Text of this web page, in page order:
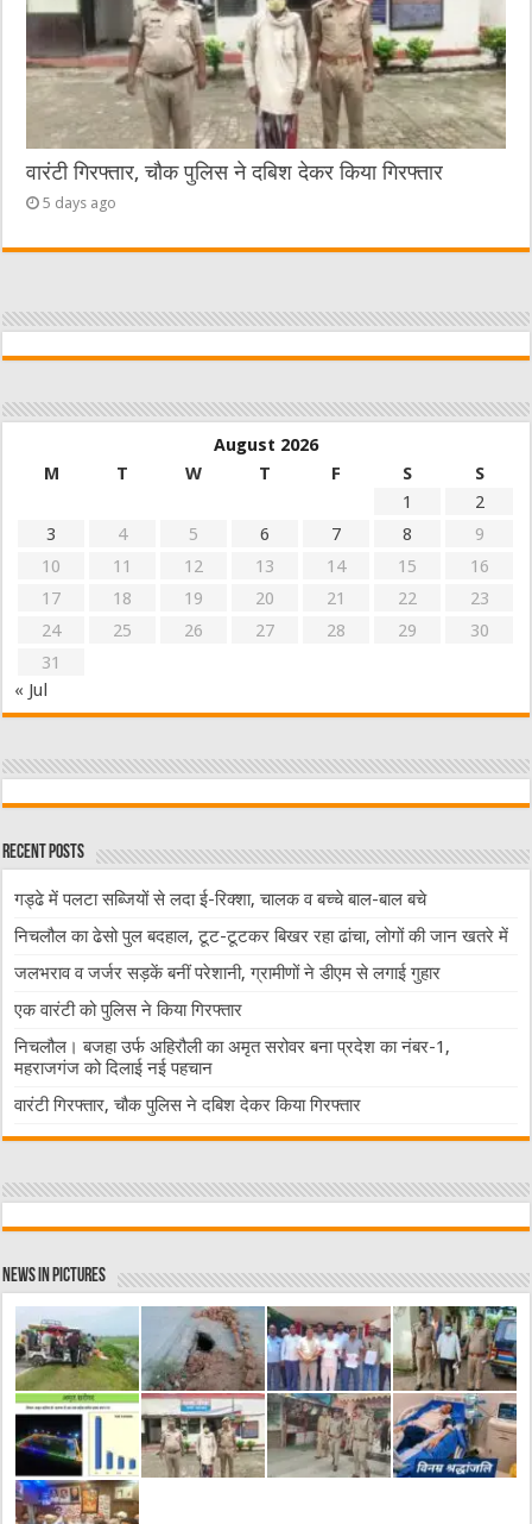
वारंटी गिरफ्तार, चौक पुलिस ने दबिश देकर किया गिरफ्तार
5 days ago
August 2026
M
T W T F S
S
1
2
3
4 5 6 7 8
9
10
11 12 13 14 15
16
17
18 19 20 21 22
23
24
25 26 27 28 29
30
31
« Jul
Recent Posts
गड्ढे में पलटा सब्जियों से लदा ई-रिक्शा, चालक व बच्चे बाल-बाल बचे
निचलौल का ढेसो पुल बदहाल, टूट-टूटकर बिखर रहा ढांचा, लोगों की जान खतरे में
जलभराव व जर्जर सड़कें बनीं परेशानी, ग्रामीणों ने डीएम से लगाई गुहार
एक वारंटी को पुलिस ने किया गिरफ्तार
निचलौल। बजहा उर्फ अहिरौली का अमृत सरोवर बना प्रदेश का नंबर-1,
महराजगंज को दिलाई नई पहचान
वारंटी गिरफ्तार, चौक पुलिस ने दबिश देकर किया गिरफ्तार
News in Pictures